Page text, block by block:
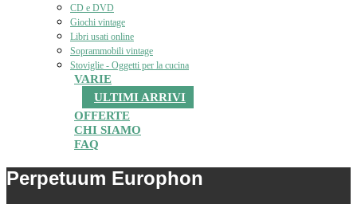
CD e DVD
Giochi vintage
Libri usati online
Soprammobili vintage
Stoviglie - Oggetti per la cucina
VARIE
ULTIMI ARRIVI
OFFERTE
CHI SIAMO
FAQ
Perpetuum Europhon